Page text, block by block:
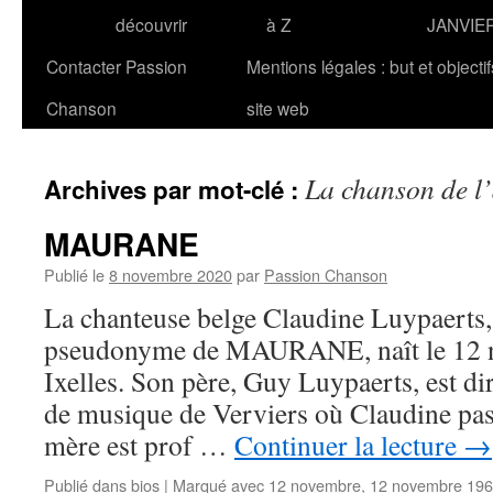
découvrir
à Z
Contacter Passion
Chanson
Mentions légales : but et
site web
Archives par mot-clé : La chanson de
MAURANE
Publié le8 novembre 2020par Passion Chanson
La chanteuse belge Claudine
pseudonyme de MAURANE, naît le 12
Ixelles. Son père, Guy Luypaerts, est
de musique de Verviers où Claudine
mère est prof … Continuer la lecture →
Publié dansbios | Marqué avec 12 novembre, 12 novembre